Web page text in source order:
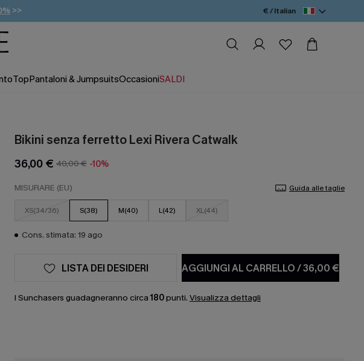
>>
49€
€ / Italian
TopPantaloni & JumpsuitsOccasioniSALDI
Bikini senza ferretto Lexi Rivera Catwalk
36,00 € 40,00 € -10%
MISURARE (EU) Guida alle taglie
XS(34/36) S(38) M(40) L(42) XL(44)
Cons. stimata: 19 ago
AGGIUNGI AL CARRELLO/36,00 €
LISTA DEI DESIDERI
I Sunchasers guadagneranno circa 180punti. Visualizza dettagli